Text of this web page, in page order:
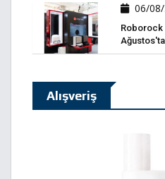
06/
Roborock
Alışveriş